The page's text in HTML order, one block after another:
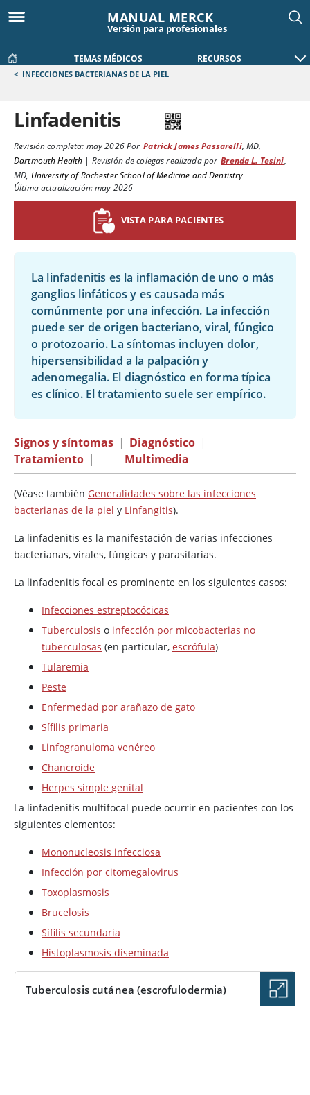
MANUAL MERCK
Versión para profesionales
TEMAS MÉDICOS RECURSOS
< INFECCIONES BACTERIANAS DE LA PIEL
Linfadenitis
Revisión completa: may 2026Por Patrick James Passarelli,MD,
Dartmouth Health | Revisión de colegas realizada por Brenda L. Tesini,
MD, University of Rochester School of Medicine and Dentistry
Última actualización: may 2026
VISTA PARA PACIENTES
La linfadenitis es la inflamación de uno o más
ganglios linfáticos y es causada más
comúnmente por una infección. La infección
puede ser de origen bacteriano, viral, fúngico
o protozoario. La síntomas incluyen dolor,
hipersensibilidad a la palpación y
adenomegalia. El diagnóstico en forma típica
es clínico. El tratamiento suele ser empírico.
Signos y síntomas | Diagnóstico |
Tratamiento | Multimedia
(Véase también Generalidades sobre las infecciones
bacterianas de la piel y Linfangitis).
La linfadenitis es la manifestación de varias infecciones
bacterianas, virales, fúngicas y parasitarias.
La linfadenitis focal es prominente en los siguientes casos:
Infecciones estreptocócicas
Tuberculosis o infección por micobacterias no
tuberculosas (en particular, escrófula)
Tularemia
Peste
Enfermedad por arañazo de gato
Sífilis primaria
Linfogranuloma venéreo
Chancroide
Herpes simple genital
La linfadenitis multifocal puede ocurrir en pacientes con los
siguientes elementos:
Mononucleosis infecciosa
Infección por citomegalovirus
Toxoplasmosis
Brucelosis
Sífilis secundaria
Histoplasmosis diseminada
Tuberculosis cutánea (escrofulodermia)